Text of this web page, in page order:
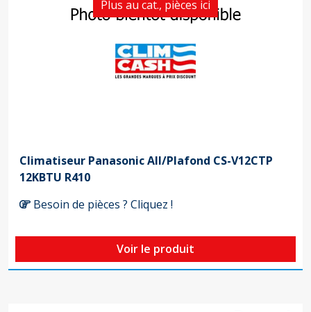
Plus au cat., pièces ici
Climatiseur Panasonic All/Plafond CS-V12CTP
12KBTU R410
Besoin de pièces ? Cliquez !
Voir le produit